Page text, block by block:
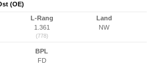
(OE)
L-Rang
1.361
(778)
Land
NW
BPL
FD